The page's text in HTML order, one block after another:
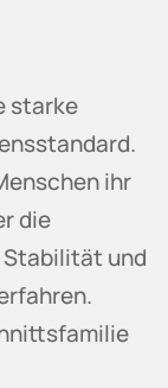
starke
ihr
die
und